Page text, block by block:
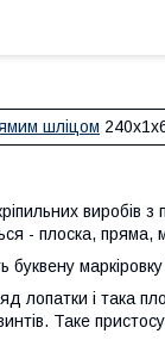
шліцом
- плоска, пряма,
буквену
лопатки і така
Таке